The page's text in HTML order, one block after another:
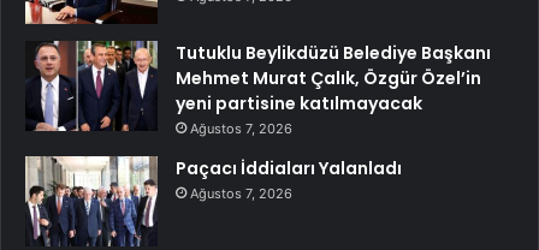
Tutuklu Beylikdüzü Belediye Başkanı
Mehmet Murat Çalık, Özgür Özel’in
yeni partisine katılmayacak
Ağustos 7, 2026
Paçacı İddiaları Yalanladı
Ağustos 7, 2026